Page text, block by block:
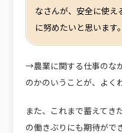
なさんが、安全に使え
に努めたいと思います。
→農業に関する仕事のな
のかのいうことが、よく
また、これまで蓄えてき
の働きぶりにも期待がで